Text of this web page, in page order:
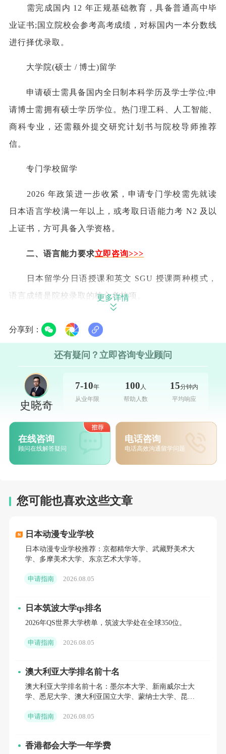
需完成国内 12 年正规基础教育，具备普通高中毕
业证书;国立院校会参考高考成绩，对标国内一本分数线
进行择优录取。
大学院(硕士 / 博士)留学
申请硕士需具备国内全日制本科学历及学士学位;申
请博士需拥有硕士学历学位。热门理工科、人工智能、
商科专业，还需额外提交研究计划书与院校导师推荐
信。
专门学校留学
2026 年政策进一步收紧，申请专门学校需先就读
日本语言学校满一年以上，或考取日语能力考 N2 及以
上证书，方可具备入学资格。
二、语言能力要求立即咨询>>>
日本留学分日语授课和英文 SGU 授课两种模式，
语言成绩是院校录取的核心考核项。
日语要求
语言学校：最低要求日语能力考 JLPT N4 及以上
本科院校：文科专业普遍要求 N1 水平，理工科、
艺术类最低要求 N2。
硕士大学院：文科类硬性要求 N1，理工科、艺术
专业达到 N2 即可申报。
申请日本名校 SGU 英文授课项目，需提供合格语
分以上，雅思普遍要求 6.5 分及以上，无日语基础也可
申请。
三、经济资金条件
常规留学申请者需准备足额存款证明，建议准备
学，建议提升至 25 万更稳妥。
语言学校申请者单独要求，需额外提供对应资金资
产佐证，保障留学期间生活与学费开支。
需提供父母在职证明、收入流水、家庭资产证明，
更多详情
分享到：
还有疑问？立即咨询专业顾问
史晓奇
7-10年
从业年限
100 人
帮助人数
15分钟内
平均响应
在线咨询
顾问在线解答疑问
电话咨询
电话高效沟通留学问题
您可能也喜欢这些文章
日本动漫专业学校
日本动漫专业学校推荐：京都精华大学、武藏野美术大
学、多摩美术大学、东京艺术大学等。
申请指南 2026.08.05
日本筑波大学qs排名
2026年QS世界大学榜单，筑波大学处在全球350位。
申请指南 2026.08.05
澳大利亚大学排名前十名
澳大利亚大学排名前十名：墨尔本大学、新南威尔士大
学、悉尼大学、澳大利亚国立大学、蒙纳士大学、昆士
申请指南 2026.08.05
香港都会大学一年学费